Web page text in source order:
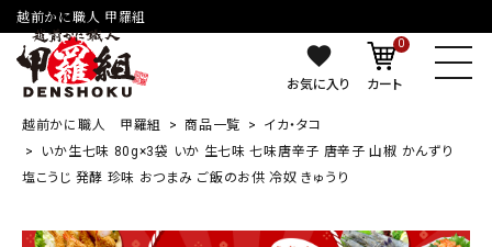
越前かに職人 甲羅組
お気に入り
0
カート
越前かに職人 甲羅組 商品一覧
イカ・タコ
いか生七味 80g×3袋 いか 生七味 七味唐辛子 唐辛子 山椒 かんずり
塩こうじ 発酵 珍味 おつまみ ご飯のお供 冷奴 きゅうり